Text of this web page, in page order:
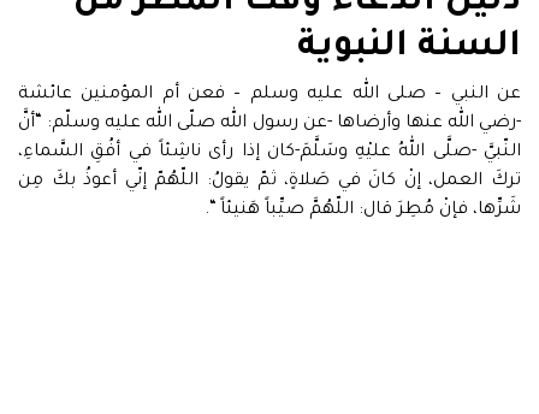
السنة النبوية
عن النبي – صلى الله عليه وسلم – فعن أم المؤمنين عائشة
-رضي الله عنها وأرضاها -عن رسول الله صلّى الله عليه وسلّم: “أنَّ
النّبيَّ -صلَّى اللهُ عليْهِ وسَلَّمَ-كان إذا رأى ناشِئاً في أفُقِ السَّماءِ،
تركَ العمل، إنْ كانَ في صَلاةٍ، ثمّ يقولُ: اللّهُمّ إنّي أعوذُ بكَ مِن
شَرِّها، فإنْ مُطِرَ قال: اللّهُمَّ صيِّباً هَنيئاً “.